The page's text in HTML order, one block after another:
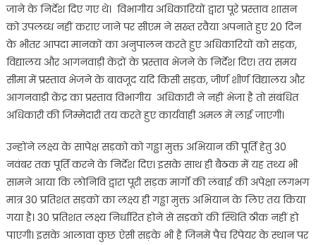
जाने के निर्देश दिए गए थे। विभागीय अधिकारियों द्वारा पूरे प्रस्ताव शासन
को उपलब्ध नहीं कराए जाने पर सीएम ने सख्त रवैया अपनाते हुए 20 दिन
के भीतर आपदा मानकों का अनुपालन करते हुए अधिकारियों को सड़क,
विद्यालय और आगनवाड़ी केंद्रों के प्रस्ताव भेजने के निर्देश दिए। तय समय
सीमा में प्रस्ताव भेजने के बावजूद यदि किसी सड़क, जीर्ण शीर्ण विद्यालय और
आगनवाड़ी केंद्र का प्रस्ताव विभागीय अधिकारी ने नहीं भेजा है तो संबंधित
अधिकारी की जिम्मेदारी तय करते हुए कार्यवाही अमल में लाई जाएगी।
उन्होंने लक्ष्य के सापेक्ष सड़को को गड्ढा मुक्त अभियान की पूर्ति हेतु 30
नवंबर तक पूर्ति करने के निर्देश दिए। इसके साथ ही बैठक में यह तथ्य भी
सामने आया कि लोनिवि द्वारा पूरी सड़क मार्गों की लंबाई की अपेक्षा लगभग
मात्र 30 प्रतिशत सड़कों का लक्ष्य ही गड्ढा मुक्त अभियान के लिए तय किया
गया है। 30 प्रतिशत लक्ष्य निर्धारित होने से सड़कों की स्थिति ठीक नहीं हो
पाएगी। इसके आलावा कुछ ऐसी सड़के भी है जिनमें पैच रिपेयर के स्थान पर